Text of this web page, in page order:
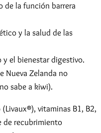
de la función barrera
y la salud de las
el bienestar digestivo.
Nueva Zelanda no
sabe a kiwi).
vitaminas B1, B2,
de recubrimiento